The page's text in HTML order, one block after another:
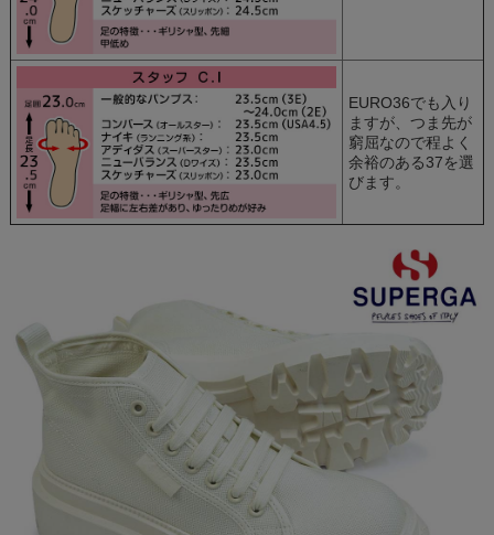
EURO36でも入り
ますが、つま先が
窮屈なので程よく
余裕のある37を選
びます。